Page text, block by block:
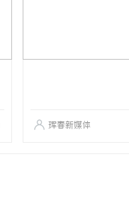
珲春新媒体